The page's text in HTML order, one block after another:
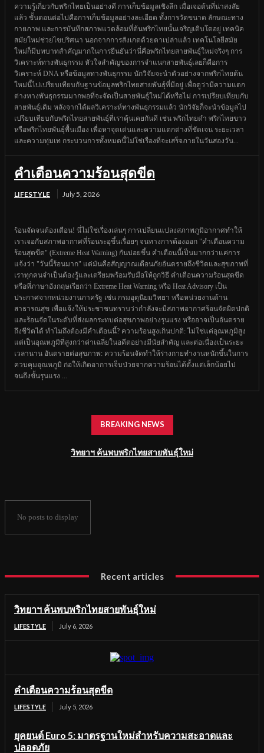
ความรู้เกี่ยวกับพริกไทยเป็นอย่างดี การเก็บข้อมูลเชิงลึก เมื่อเจอต้นที่น่าสงสัย
แล้ว ขั้นตอนต่อไปคือการเก็บข้อมูลอย่างละเอียด ทั้งการวัดขนาด ลักษณะทาง
กายภาพ และการบันทึกสภาพแวดล้อมที่ต้นพริกไทยนั้นเจริญเติบโตอยู่ เทคนิค
สมัยใหม่ช่วยไขปริศนา นอกจากการสังเกตด้วยตาเปล่าแล้ว เทคโนโลยีสมัย
ใหม่ก็มีบทบาทสำคัญมากในการยืนยันว่านี่คือพริกไทยสายพันธุ์ใหม่จริงๆ การ
วิเคราะห์ทางพันธุกรรม หัวใจสำคัญของการจำแนกสายพันธุ์เลยก็คือการ
วิเคราะห์ DNA หรือข้อมูลทางพันธุกรรม นักวิจัยจะนำตัวอย่างจากพริกไทยต้น
ใหม่นี้ไปเปรียบเทียบกับฐานข้อมูลพริกไทยสายพันธุ์ที่มีอยู่ เพื่อดูว่ามีความแตก
ต่างทางพันธุกรรมมากพอที่จะจัดเป็นสายพันธุ์ใหม่ได้หรือไม่ การเปรียบเทียบกับ
สายพันธุ์เดิม หลังจากได้ผลวิเคราะห์ทางพันธุกรรมแล้ว นักวิจัยก็จะนำข้อมูลไป
เปรียบเทียบกับพริกไทยสายพันธุ์ที่เราคุ้นเคยกันดี เช่น พริกไทยดำ พริกไทยขาว
หรือพริกไทยพันธุ์พื้นเมือง เพื่อหาจุดเด่นและความแตกต่างที่ชัดเจน ระยะเวลา
และความทุ่มเท กระบวนการทั้งหมดนี้ไม่ใช่เรื่องที่จะเสร็จภายในวันสองวัน...
คำเตือนความร้อนสุดขีด
LIFESTYLE July 5, 2026
ร้อนจัดจนต้องเตือน! นี่ไม่ใช่เรื่องเล่นๆ การเปลี่ยนแปลงสภาพภูมิอากาศทำให้
เราเจอกับสภาพอากาศที่ร้อนระอุขึ้นเรื่อยๆ จนทางการต้องออก "คำเตือนความ
ร้อนสุดขีด" (Extreme Heat Warning) กันบ่อยขึ้น คำเตือนนี้เป็นมากกว่าแค่การ
แจ้งว่า "วันนี้ร้อนมาก" แต่มันคือสัญญาณเตือนภัยอันตรายถึงชีวิตและสุขภาพที่
เราทุกคนจำเป็นต้องรู้และเตรียมพร้อมรับมือให้ถูกวิธี คำเตือนความร้อนสุดขีด
หรือที่ภาษาอังกฤษเรียกว่า Extreme Heat Warning หรือ Heat Advisory เป็น
ประกาศจากหน่วยงานภาครัฐ เช่น กรมอุตุนิยมวิทยา หรือหน่วยงานด้าน
สาธารณสุข เพื่อแจ้งให้ประชาชนทราบว่ากำลังจะมีสภาพอากาศร้อนจัดผิดปกติ
และร้อนจัดในระดับที่ส่งผลกระทบต่อสุขภาพอย่างรุนแรง หรืออาจเป็นอันตราย
ถึงชีวิตได้ ทำไมถึงต้องมีคำเตือนนี้? ความร้อนสูงเกินปกติ: ไม่ใช่แค่อุณหภูมิสูง
แต่เป็นอุณหภูมิที่สูงกว่าค่าเฉลี่ยในอดีตอย่างมีนัยสำคัญ และต่อเนื่องเป็นระยะ
เวลานาน อันตรายต่อสุขภาพ: ความร้อนจัดทำให้ร่างกายทำงานหนักขึ้นในการ
ควบคุมอุณหภูมิ ก่อให้เกิดอาการเจ็บป่วยจากความร้อนได้ตั้งแต่เล็กน้อยไป
จนถึงขั้นรุนแรง ...
BREAKING NEWS
วิทยาฯ ค้นพบพริกไทยสายพันธุ์ใหม่
No posts to display
Recent articles
วิทยาฯ ค้นพบพริกไทยสายพันธุ์ใหม่
LIFESTYLE July 6, 2026
คำเตือนความร้อนสุดขีด
LIFESTYLE July 5, 2026
ยุคยนต์ Euro 5: มาตรฐานใหม่สำหรับความสะอาดและ
ปลอดภัย